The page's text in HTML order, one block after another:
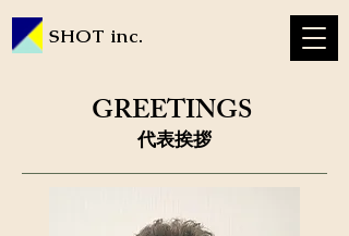
SHOT inc.
GREETINGS
​代表挨拶